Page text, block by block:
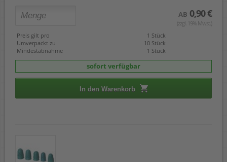
AB 0,90 €
(zzgl. 19% Mwst.)
Preis gilt pro
1 Stück
Umverpackt zu
10 Stück
Mindestabnahme
1 Stück
sofort verfügbar
In den Warenkorb